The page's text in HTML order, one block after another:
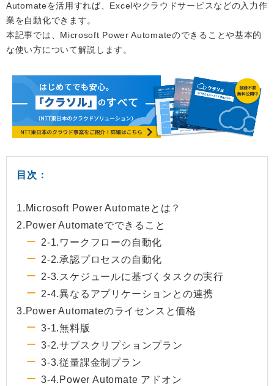
Automateを活用すれば、Excelやクラウドサービスなどの入力作
業を自動化できます。
本記事では、Microsoft Power Automateのできることや基本的
な使い方について解説します。
目次：
1.Microsoft Power Automateとは？
2.Power Automateでできること
2-1.ワークフローの自動化
2-2.承認プロセスの自動化
2-3.スケジュールに基づくタスクの実行
2-4.異なるアプリケーションとの連携
3.Power Automateのライセンスと価格
3-1.無料版
3-2.サブスクリプションプラン
3-3.従量課金制プラン
3-4.Power Automate アドオン